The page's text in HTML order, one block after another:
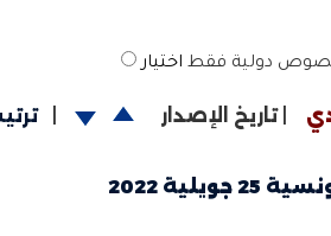
دولية فقط اختيار
|تاريخ الإصدار
2022